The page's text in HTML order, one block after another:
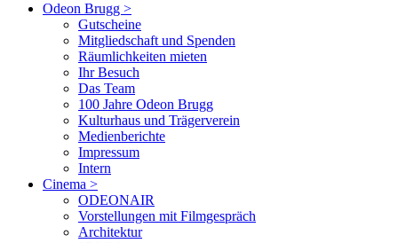
Odeon Brugg >
Gutscheine
Mitgliedschaft und Spenden
Räumlichkeiten mieten
Ihr Besuch
Das Team
100 Jahre Odeon Brugg
Kulturhaus und Trägerverein
Medienberichte
Impressum
Intern
Cinema >
ODEONAIR
Vorstellungen mit Filmgespräch
Architektur